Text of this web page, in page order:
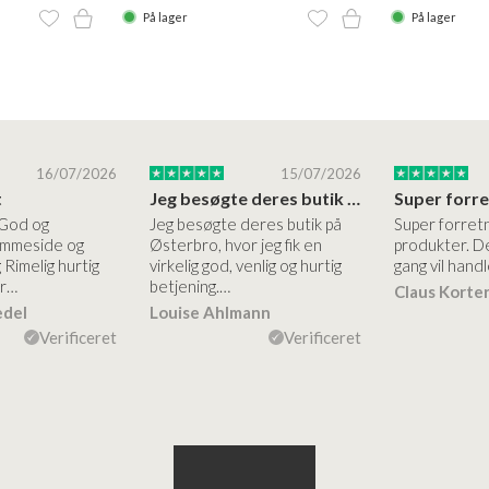
På lager På lager
16/07/2026
og
og
hurtig
Verificeret
15/07/2026
Jeg besøgte deres butik på Østerbro
Jeg besøgte deres butik på
Østerbro, hvor jeg fik en
virkelig god, venlig og hurtig
betjening.…
Louise Ahlmann
Verificeret
Super
produkter.
gang vil
Claus